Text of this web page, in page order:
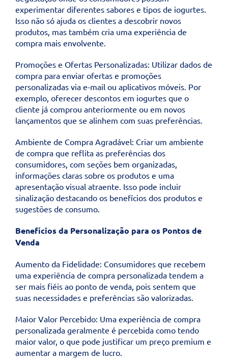
experimentar diferentes sabores e tipos de iogurtes.
Isso não só ajuda os clientes a descobrir novos
produtos, mas também cria uma experiência de
compra mais envolvente.
Promoções e Ofertas Personalizadas: Utilizar dados de
compra para enviar ofertas e promoções
personalizadas via e-mail ou aplicativos móveis. Por
exemplo, oferecer descontos em iogurtes que o
cliente já comprou anteriormente ou em novos
lançamentos que se alinhem com suas preferências.
Ambiente de Compra Agradável: Criar um ambiente
de compra que reflita as preferências dos
consumidores, com seções bem organizadas,
informações claras sobre os produtos e uma
apresentação visual atraente. Isso pode incluir
sinalização destacando os benefícios dos produtos e
sugestões de consumo.
Benefícios da Personalização para os Pontos de
Venda
Aumento da Fidelidade: Consumidores que recebem
uma experiência de compra personalizada tendem a
ser mais fiéis ao ponto de venda, pois sentem que
suas necessidades e preferências são valorizadas.
Maior Valor Percebido: Uma experiência de compra
personalizada geralmente é percebida como tendo
maior valor, o que pode justificar um preço premium e
aumentar a margem de lucro.